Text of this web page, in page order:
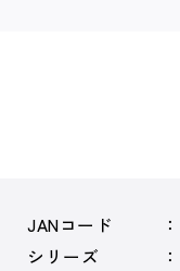
JANコード
シリーズ